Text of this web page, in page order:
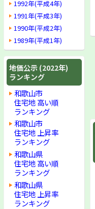
1992年(平成4年)
1991年(平成3年)
1990年(平成2年)
1989年(平成1年)
地価公示 (2022年)
ランキング
和歌山市
住宅地 高い順
ランキング
和歌山市
住宅地 上昇率
ランキング
和歌山県
住宅地 高い順
ランキング
和歌山県
住宅地 上昇率
ランキング